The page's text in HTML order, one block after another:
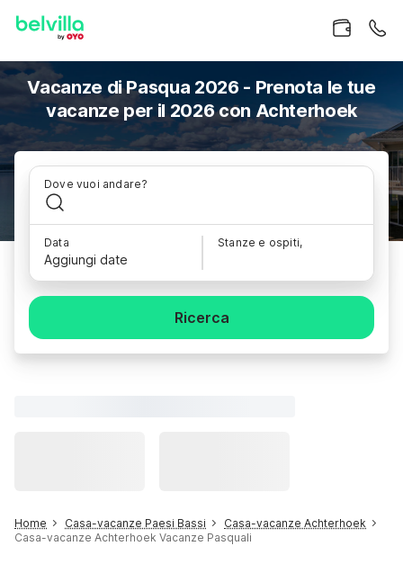
Vacanze di Pasqua 2026 - Prenota le tue
vacanze per il 2026 con Achterhoek
Dove vuoi andare?
Data
Aggiungi date
Stanze e ospiti,
Ricerca
Home Casa-vacanze Paesi Bassi
Casa-vacanze Achterhoek
Casa-vacanze Achterhoek Vacanze Pasquali